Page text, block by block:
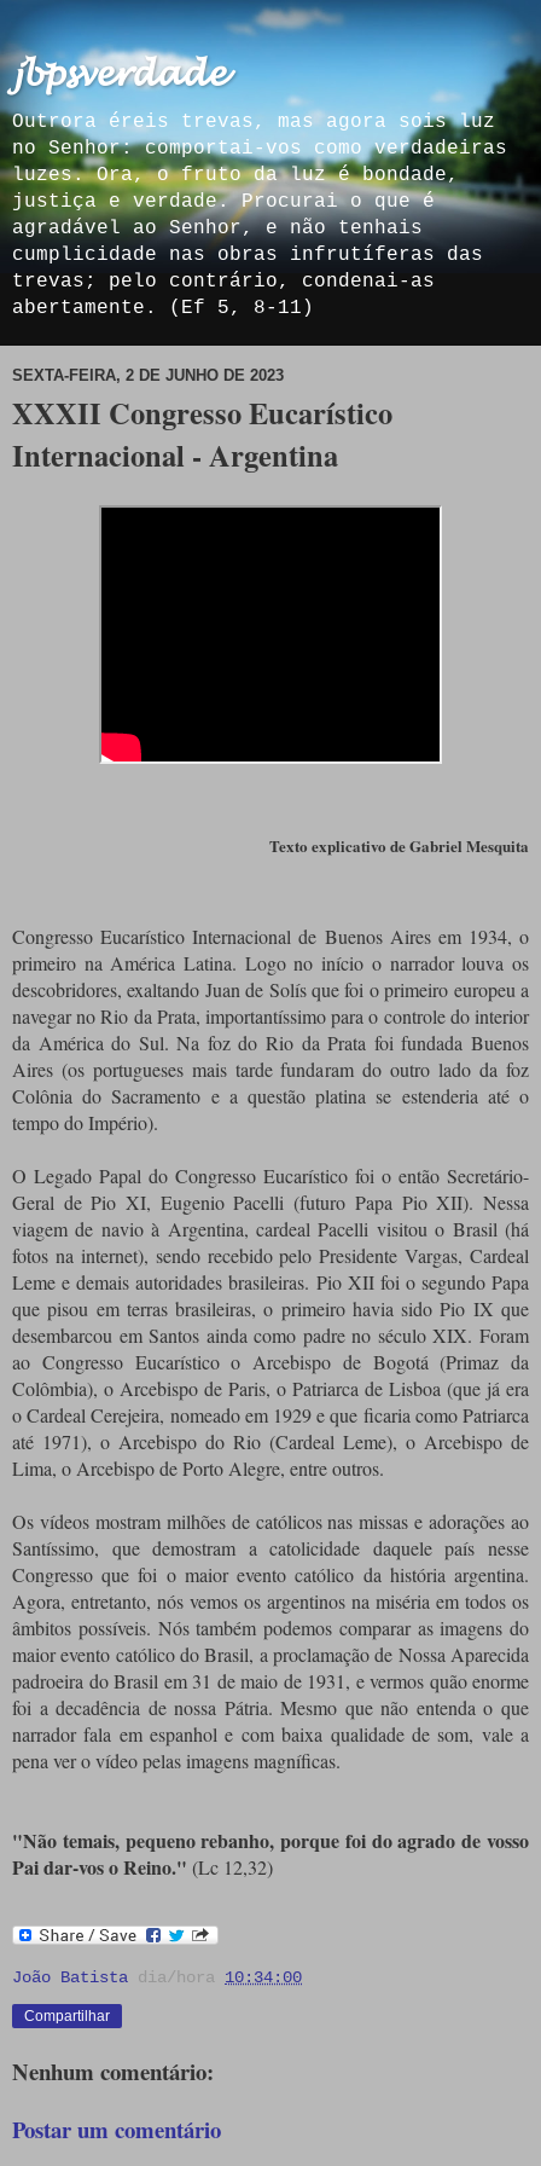
𝓳𝓫𝓹𝓼𝓿𝓮𝓻𝓭𝓪𝓭𝓮
Outrora éreis trevas, mas agora sois luz
no Senhor: comportai-vos como verdadeiras
luzes. Ora, o fruto da luz é bondade,
justiça e verdade. Procurai o que é
agradável ao Senhor, e não tenhais
cumplicidade nas obras infrutíferas das
trevas; pelo contrário, condenai-as
abertamente. (Ef 5, 8-11)
SEXTA-FEIRA, 2 DE JUNHO DE 2023
XXXII Congresso Eucarístico
Internacional - Argentina
Texto explicativo de Gabriel Mesquita
Congresso Eucarístico Internacional de Buenos Aires em 1934, o
primeiro na América Latina. Logo no início o narrador louva os
descobridores, exaltando Juan de Solís que foi o primeiro europeu a
navegar no Rio da Prata, importantíssimo para o controle do interior
da América do Sul. Na foz do Rio da Prata foi fundada Buenos
Aires (os portugueses mais tarde fundaram do outro lado da foz
Colônia do Sacramento e a questão platina se estenderia até o
tempo do Império).
O Legado Papal do Congresso Eucarístico foi o então Secretário-
Geral de Pio XI, Eugenio Pacelli (futuro Papa Pio XII). Nessa
viagem de navio à Argentina, cardeal Pacelli visitou o Brasil (há
fotos na internet), sendo recebido pelo Presidente Vargas, Cardeal
Leme e demais autoridades brasileiras. Pio XII foi o segundo Papa
que pisou em terras brasileiras, o primeiro havia sido Pio IX que
desembarcou em Santos ainda como padre no século XIX. Foram
ao Congresso Eucarístico o Arcebispo de Bogotá (Primaz da
Colômbia), o Arcebispo de Paris, o Patriarca de Lisboa (que já era
o Cardeal Cerejeira, nomeado em 1929 e que ficaria como Patriarca
até 1971), o Arcebispo do Rio (Cardeal Leme), o Arcebispo de
Lima, o Arcebispo de Porto Alegre, entre outros.
Os vídeos mostram milhões de católicos nas missas e adorações ao
Santíssimo, que demostram a catolicidade daquele país nesse
Congresso que foi o maior evento católico da história argentina.
Agora, entretanto, nós vemos os argentinos na miséria em todos os
âmbitos possíveis. Nós também podemos comparar as imagens do
maior evento católico do Brasil, a proclamação de Nossa Aparecida
padroeira do Brasil em 31 de maio de 1931, e vermos quão enorme
foi a decadência de nossa Pátria. Mesmo que não entenda o que
narrador fala em espanhol e com baixa qualidade de som, vale a
pena ver o vídeo pelas imagens magníficas.
"Não temais, pequeno rebanho, porque foi do agrado de vosso
Pai dar-vos o Reino." (Lc 12,32)
João Batista dia/hora 10:34:00
Compartilhar
Nenhum comentário:
Postar um comentário